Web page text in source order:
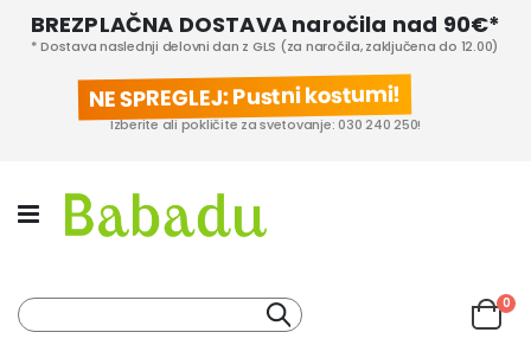
BREZPLAČNA DOSTAVA naročila nad 90€*
* Dostava naslednji delovni dan z GLS (za naročila, zaključena do 12.00)
NE SPREGLEJ: Pustni kostumi!
Izberite ali pokličite za svetovanje: 030 240 250!
Iskanje
Cart
0izd.